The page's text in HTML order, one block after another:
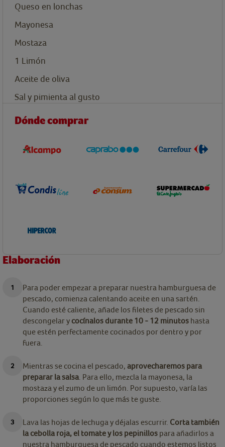
Queso en lonchas
Mayonesa
Mostaza
1 Limón
Aceite de oliva
Sal y pimienta al gusto
Dónde comprar
Elaboración
Para poder empezar a preparar nuestra hamburguesa de
pescado, comienza calentando aceite en una sartén.
Cuando esté caliente, añade los filetes de pescado sin
descongelar y cocínalos durante 10 - 12 minutos hasta
que estén perfectamente cocinados por dentro y por
fuera.
Mientras se cocina el pescado, aprovecharemos para
preparar la salsa . Para ello, mezcla la mayonesa, la
mostaza y el zumo de un limón. Por supuesto, varía las
proporciones según lo que más te guste.
Lava las hojas de lechuga y déjalas escurrir. Corta también
la cebolla roja, el tomate y los pepinillos para añadirlos a
nuestra hamburguesa de pescado cuando estemos listos